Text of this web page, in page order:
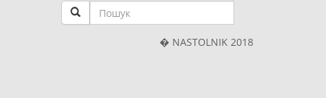
� NASTOLNIK 2018